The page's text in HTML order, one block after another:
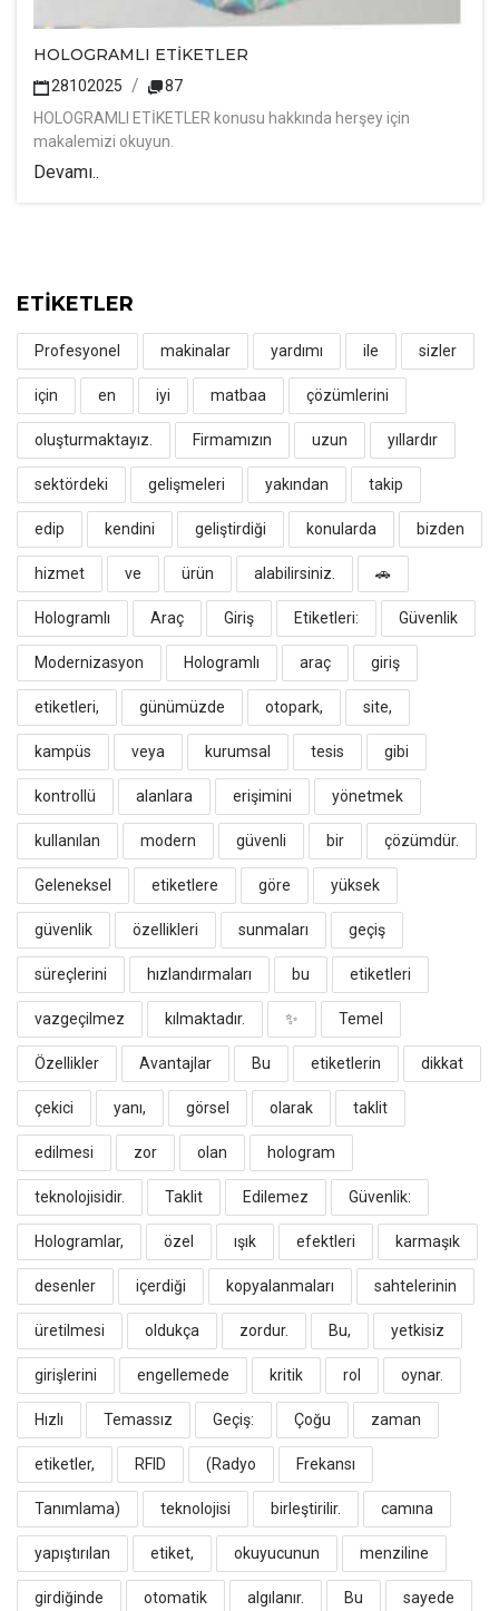
HOLOGRAMLI ETİKETLER
28102025
87
HOLOGRAMLI ETİKETLER konusu hakkında herşey için
makalemizi okuyun.
Devamı..
ETİKETLER
Profesyonel makinalar yardımı ile sizler
için en iyi matbaa çözümlerini
oluşturmaktayız. Firmamızın uzun yıllardır
sektördeki gelişmeleri yakından takip
edip kendini geliştirdiği konularda bizden
hizmet ve ürün alabilirsiniz. 🚗
Hologramlı Araç Giriş Etiketleri: Güvenlik
Modernizasyon ​Hologramlı araç giriş
etiketleri, günümüzde otopark, site,
kampüs veya kurumsal tesis gibi
kontrollü alanlara erişimini yönetmek
kullanılan modern güvenli bir çözümdür.
Geleneksel etiketlere göre yüksek
güvenlik özellikleri sunmaları geçiş
süreçlerini hızlandırmaları bu etiketleri
vazgeçilmez kılmaktadır. ​✨ Temel
Özellikler Avantajlar ​Bu etiketlerin dikkat
çekici yanı, görsel olarak taklit
edilmesi zor olan hologram
teknolojisidir. ​Taklit Edilemez Güvenlik:
Hologramlar, özel ışık efektleri karmaşık
desenler içerdiği kopyalanmaları sahtelerinin
üretilmesi oldukça zordur. Bu, yetkisiz
girişlerini engellemede kritik rol oynar.
​Hızlı Temassız Geçiş: Çoğu zaman
etiketler, RFID (Radyo Frekansı
Tanımlama) teknolojisi birleştirilir. camına
yapıştırılan etiket, okuyucunun menziline
girdiğinde otomatik algılanır. Bu sayede